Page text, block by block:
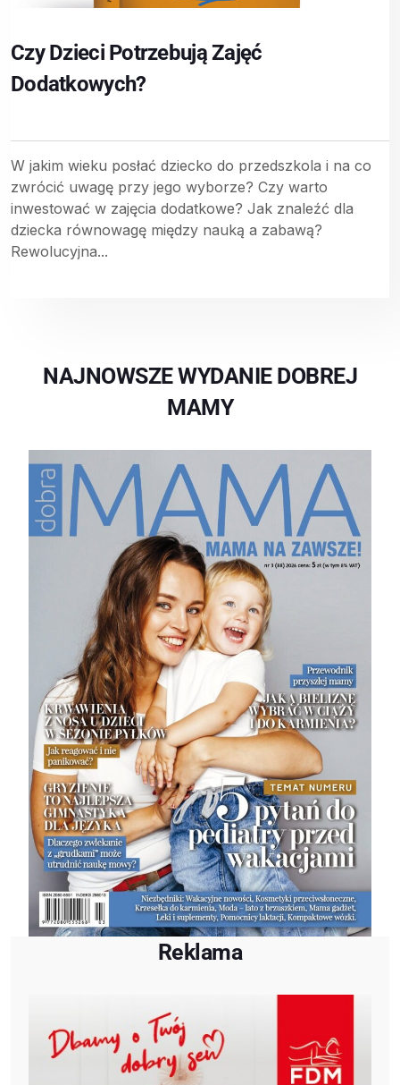
Czy Dzieci Potrzebują Zajęć
Dodatkowych?
W jakim wieku posłać dziecko do przedszkola i na co
zwrócić uwagę przy jego wyborze? Czy warto
inwestować w zajęcia dodatkowe? Jak znaleźć dla
dziecka równowagę między nauką a zabawą?
Rewolucyjna...
NAJNOWSZE WYDANIE DOBREJ
MAMY
Reklama